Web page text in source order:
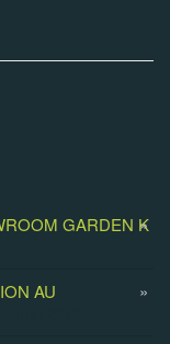
GARDEN K
AU